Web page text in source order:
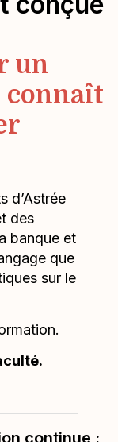
un
connaît
d’Astrée
des
banque et
que
sur le
continue :